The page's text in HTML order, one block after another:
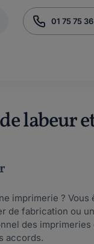
01 75 75
labeur
imprimerie ? Vous
de fabrication ou
des imprimeries
accords.